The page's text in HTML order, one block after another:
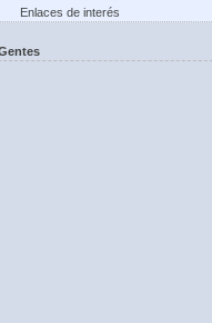
Enlaces de interés